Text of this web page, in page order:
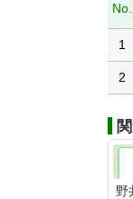
No.
1
2
野